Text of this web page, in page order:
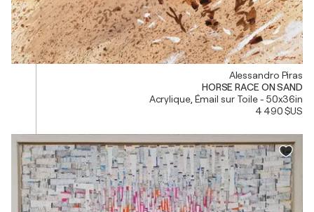
Alessandro Piras
HORSE RACE ON SAND
Acrylique, Émail sur Toile - 50x36in
4 490 $US